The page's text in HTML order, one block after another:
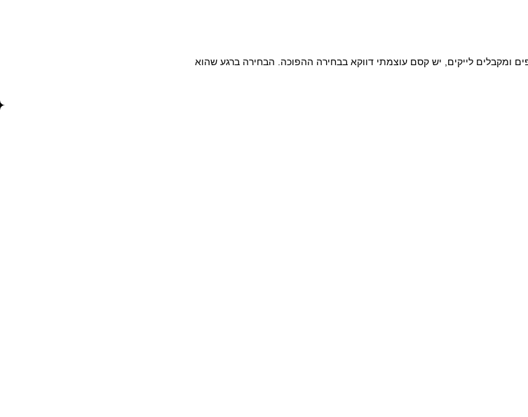
ומקבלים לייקים, יש קסם עוצמתי דווקא בבחירה ההפוכה. הבחירה ברגע שהוא